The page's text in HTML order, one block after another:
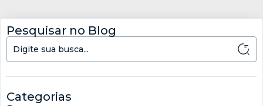
Pesquisar no Blog
Categorias